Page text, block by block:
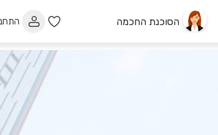
הסוכנת החכמה